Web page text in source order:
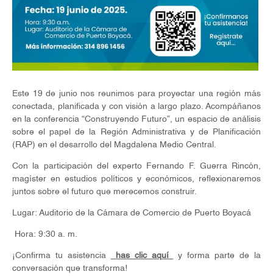
Este 19 de junio nos reunimos para proyectar una región más
conectada, planificada y con visión a largo plazo. Acompáñanos
en la conferencia “Construyendo Futuro”, un espacio de análisis
sobre el papel de la Región Administrativa y de Planificación
(RAP) en el desarrollo del Magdalena Medio Central.
Con la participación del experto Fernando F. Guerra Rincón,
magíster en estudios políticos y económicos, reflexionaremos
juntos sobre el futuro que merecemos construir.
Lugar: Auditorio de la Cámara de Comercio de Puerto Boyacá
Hora: 9:30 a. m.
¡Confirma tu asistencia has clic aquí
y forma parte de la
conversación que transforma!